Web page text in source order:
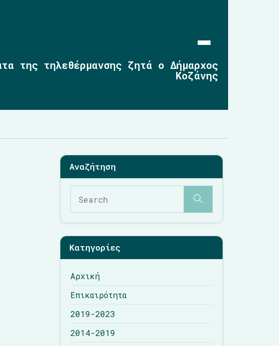
2019-2023
2014-2019
2010-2014
Σημαντικές Παρεμβάσεις
Multimedia
Λάζαρος Μαλούτας
Επικοινωνία
της τηλεθέρμανσης ζητά ο Δήμαρχος
Κοζάνης
Κατηγορίες
Αρχική
Επικαιρότητα
2019-2023
2014-2019